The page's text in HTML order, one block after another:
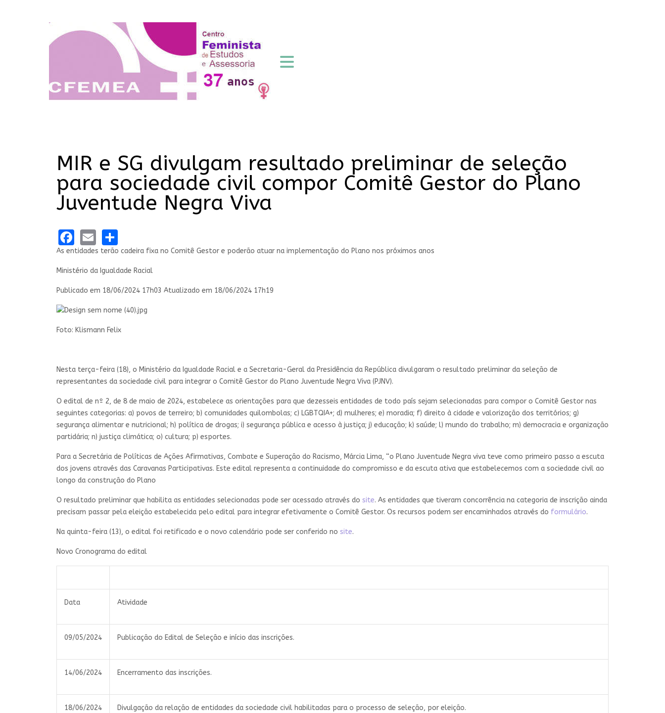
MIR e SG divulgam resultado preliminar de seleção
para sociedade civil compor Comitê Gestor do Plano
Juventude Negra Viva
Facebook
Email
As entidades terão cadeira fixa no Comitê Gestor e poderão atuar na implementação do Plano nos próximos anos
Ministério da Igualdade Racial
Publicado em 18/06/2024 17h03 Atualizado em 18/06/2024 17h19
Foto: Klismann Felix
Nesta terça-feira (18), o Ministério da Igualdade Racial e a Secretaria-Geral da Presidência da República divulgaram o resultado preliminar da seleção de
representantes da sociedade civil para integrar o Comitê Gestor do Plano Juventude Negra Viva (PJNV).
O edital de nº 2, de 8 de maio de 2024, estabelece as orientações para que dezesseis entidades de todo país sejam selecionadas para compor o Comitê Gestor nas
seguintes categorias: a) povos de terreiro; b) comunidades quilombolas; c) LGBTQIA+; d) mulheres; e) moradia; f) direito à cidade e valorização dos territórios; g)
segurança alimentar e nutricional; h) política de drogas; i) segurança pública e acesso à justiça; j) educação; k) saúde; l) mundo do trabalho; m) democracia e organização
partidária; n) justiça climática; o) cultura; p) esportes.
Para a Secretária de Políticas de Ações Afirmativas, Combate e Superação do Racismo, Márcia Lima, “o Plano Juventude Negra viva teve como primeiro passo a escuta
dos jovens através das Caravanas Participativas. Este edital representa a continuidade do compromisso e da escuta ativa que estabelecemos com a sociedade civil ao
longo da construção do Plano
O resultado preliminar que habilita as entidades selecionadas pode ser acessado através do site. As entidades que tiveram concorrência na categoria de inscrição ainda
precisam passar pela eleição estabelecida pelo edital para integrar efetivamente o Comitê Gestor. Os recursos podem ser encaminhados através do formulário.
Na quinta-feira (13), o edital foi retificado e o novo calendário pode ser conferido no site.
Novo Cronograma do edital
Data Atividade
09/05/2024 Publicação do Edital de Seleção e início das inscrições.
14/06/2024 Encerramento das inscrições.
18/06/2024 Divulgação da relação de entidades da sociedade civil habilitadas para o processo de seleção, por eleição.